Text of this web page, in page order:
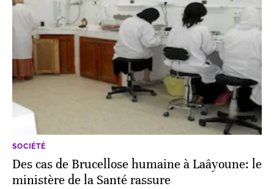
SOCIÉTÉ
Des cas de Brucellose humaine à Laâyoune: le
ministère de la Santé rassure